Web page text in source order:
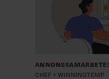
Annonssamarbete:
Chef + Winningtemp